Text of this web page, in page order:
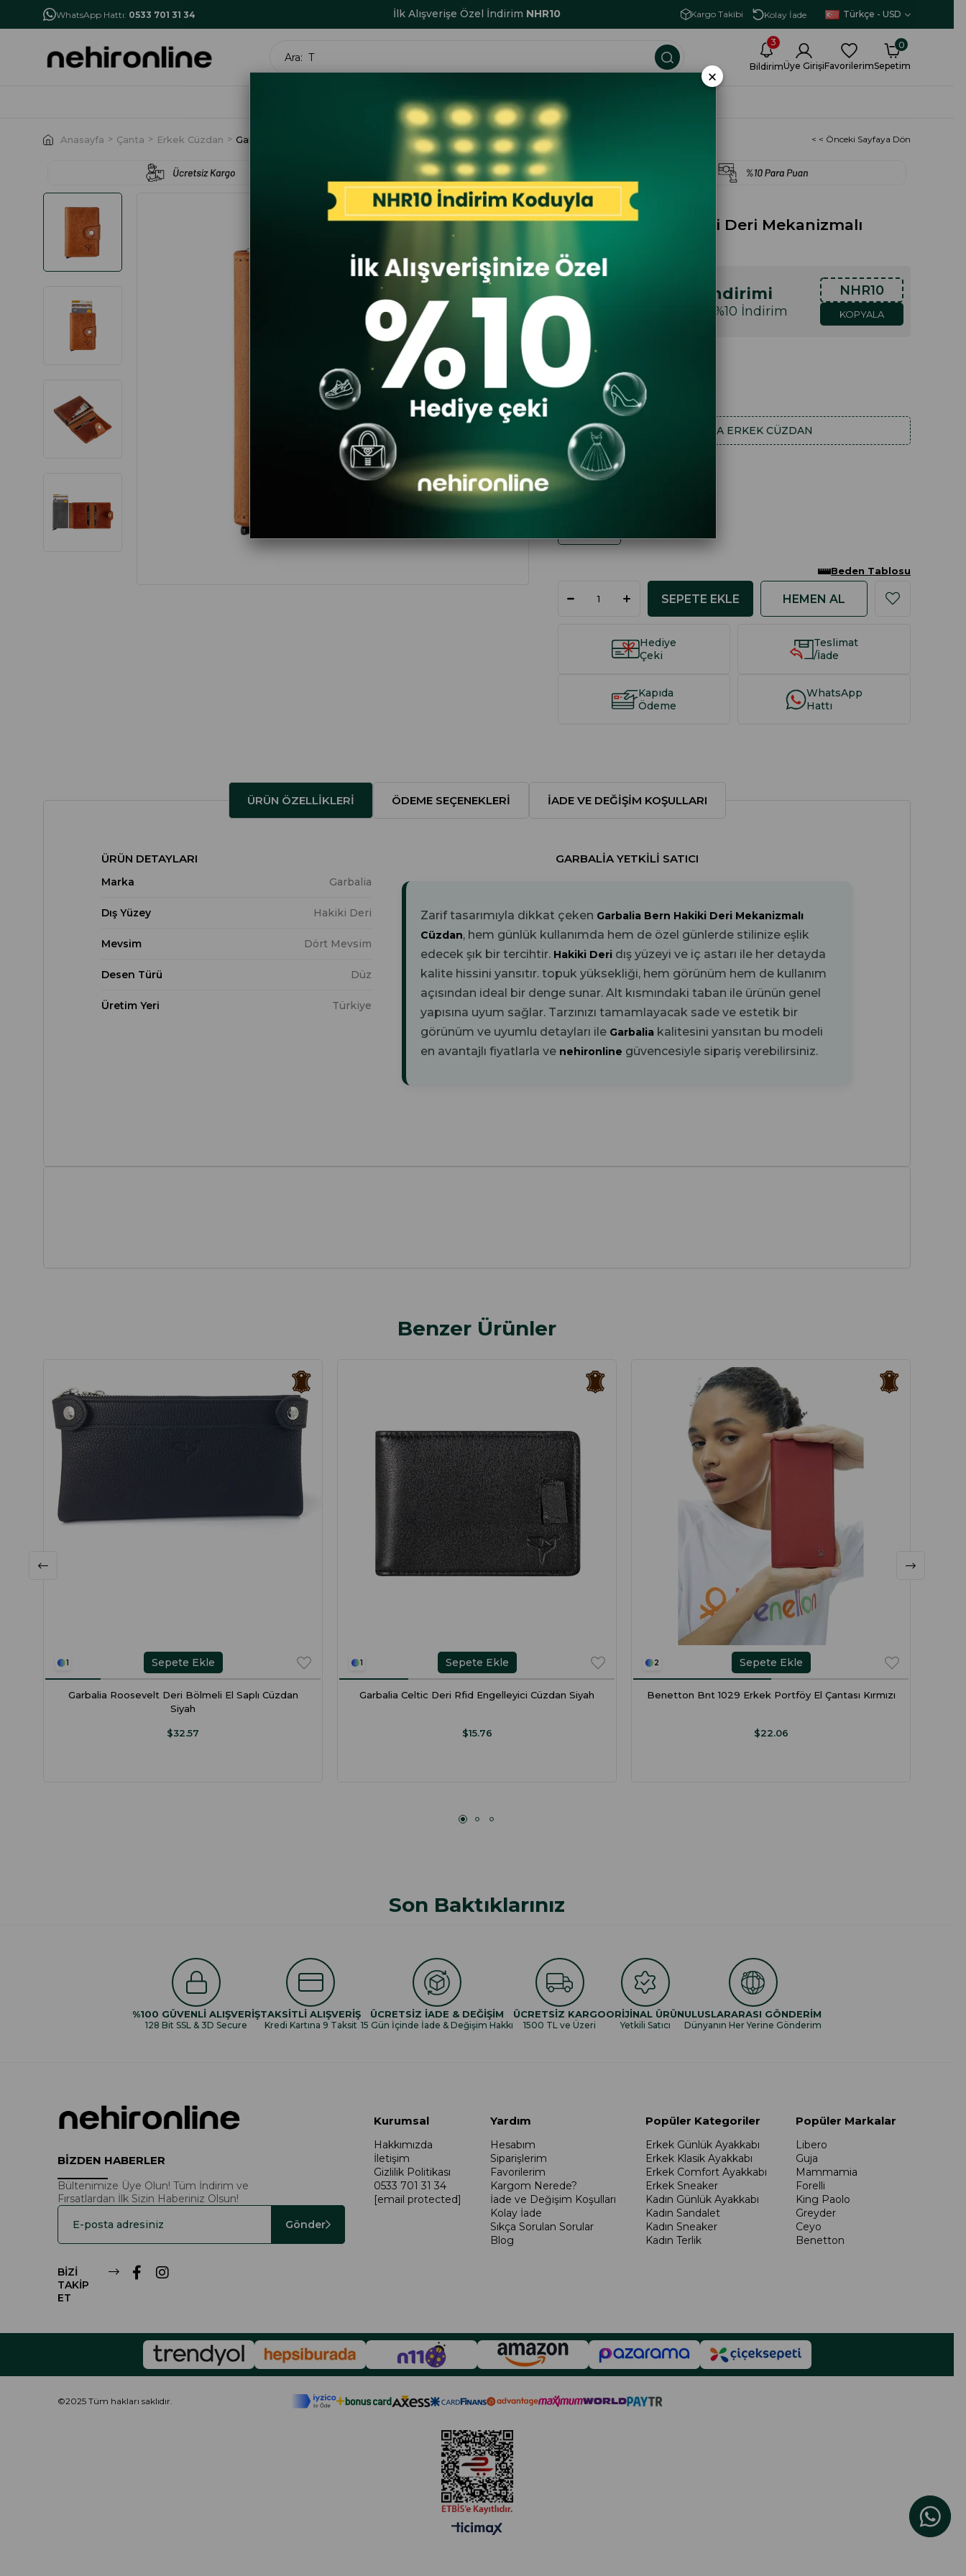
WhatsApp Hattı: 0533 701 31 34
İlk Alışverişe Özel İndirim NHR10 1500 TL ve Üzeri Ücretsiz Kargo Vade Farksız 3 Taksit İmkanı
Kargo Takibi Kolay İade Türkçe - USD
Bildirim
3
Üye GirişiFavorilerimSepetim
0
ERKEK ÇOCUK AKSESUAR SERİ SONU İNDİRİMİ
Anasayfa Çanta Erkek Cüzdan Garbalia Bern Hakiki Deri Mekanizmalı Cüzdan Taba < < Önceki Sayfaya Dön
Garbalia
Garbalia Bern Hakiki Deri Mekanizmalı
İlk Alışveriş İndirimi
İlk Alışveriş Özel %10 İndirim
NHR10
KOPYALA
$13.66
DAHA FAZLA ERKEK CÜZDAN
RENK
Beden Tablosu
Hediye
Çeki
Teslimat
/İade
Kapıda
Ödeme
WhatsApp
Hattı
ÜRÜN ÖZELLIKLERI ÖDEME SEÇENEKLERI İADE VE DEĞIŞIM KOŞULLARI
ÜRÜN DETAYLARI
Marka Garbalia
Dış Yüzey Hakiki Deri
Mevsim Dört Mevsim
Desen Türü Düz
Üretim Yeri Türkiye
GARBALIA YETKILI SATICI
Zarif tasarımıyla dikkat çeken Garbalia Bern Hakiki Deri Mekanizmalı
Cüzdan, hem günlük kullanımda hem de özel günlerde stilinize eşlik
edecek şık bir tercihtir. Hakiki Deri dış yüzeyi ve iç astarı ile her detayda
kalite hissini yansıtır. topuk yüksekliği, hem görünüm hem de kullanım
açısından ideal bir denge sunar. Alt kısmındaki taban ile ürünün genel
yapısına uyum sağlar. Tarzınızı tamamlayacak sade ve estetik bir
görünüm ve uyumlu detayları ile Garbalia kalitesini yansıtan bu modeli
en avantajlı fiyatlarla ve nehironline güvencesiyle sipariş verebilirsiniz.
Benzer Ürünler
1
Garbalia Roosevelt Deri Bölmeli El Saplı Cüzdan
Siyah
$32.57
Sepete Ekle 1
Garbalia Celtic Deri Rfid Engelleyici Cüzdan Siyah
$15.76
Sepete Ekle 2
Benetton Bnt 1029 Erkek Portföy El Çantası Kırmızı
$22.06
Sepete Ekle
Son Baktıklarınız
%100 GÜVENLİ ALIŞVERİŞ
128 Bit SSL & 3D Secure
TAKSİTLİ ALIŞVERİŞ
Kredi Kartına 9 Taksit
ÜCRETSİZ İADE & DEĞİŞİM
15 Gün İçinde İade & Değişim Hakkı
ÜCRETSİZ KARGO
1500 TL ve Üzeri
ORİJİNAL ÜRÜN
Yetkili Satıcı
ULUSLARARASI GÖNDERİM
Dünyanın Her Yerine Gönderim
BİZDEN HABERLER
Bültenimize Üye Olun! Tüm İndirim ve
Fırsatlardan İlk Sizin Haberiniz Olsun!
Gönder
BİZİ
TAKİP
ET
Kurumsal
Hakkımızda
İletişim
Gizlilik Politikası
0533 701 31 34
[email protected]
Yardım
Hesabım
Siparişlerim
Favorilerim
Kargom Nerede?
İade ve Değişim Koşulları
Kolay İade
Sıkça Sorulan Sorular
Blog
Popüler Kategoriler
Erkek Günlük Ayakkabı
Erkek Klasik Ayakkabı
Erkek Comfort Ayakkabı
Erkek Sneaker
Kadın Günlük Ayakkabı
Kadın Sandalet
Kadın Sneaker
Kadın Terlik
Popüler Markalar
Libero
Guja
Mammamia
Forelli
King Paolo
Greyder
Ceyo
Benetton
©2025 Tüm hakları saklıdır.
×